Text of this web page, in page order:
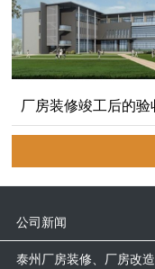
公司新闻
泰州厂房装修、厂房改造